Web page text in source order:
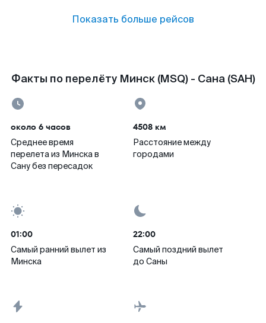
Показать больше рейсов
Факты по перелёту Минск (MSQ) - Сана (SAH)
около 6 часов
Среднее время
перелета из Минска в
Сану без пересадок
4508 км
Расстояние между
городами
01:00
Самый ранний вылет из
Минска
22:00
Самый поздний вылет
до Саны